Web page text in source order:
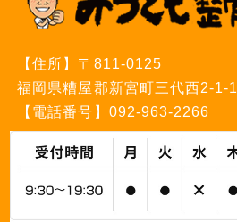
【住所】 〒811-0125
福岡県糟屋郡新宮町三代西2-1-1
【電話番号】 092-963-2266